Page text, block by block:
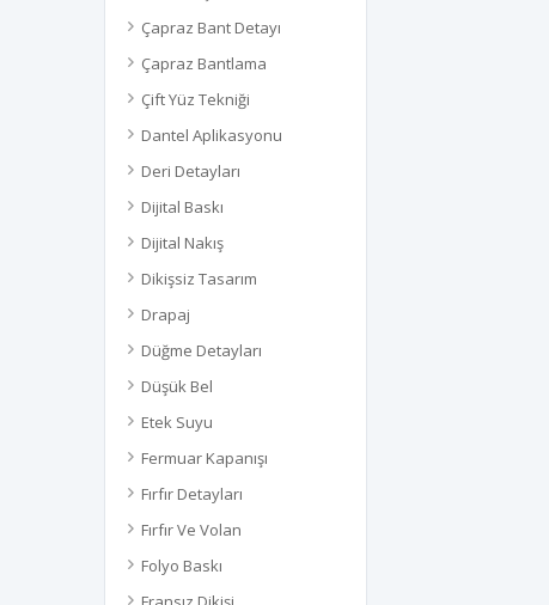
Çapraz Bant Detayı
Çapraz Bantlama
Çift Yüz Tekniği
Dantel Aplikasyonu
Deri Detayları
Dijital Baskı
Dijital Nakış
Dikişsiz Tasarım
Drapaj
Düğme Detayları
Düşük Bel
Etek Suyu
Fermuar Kapanışı
Fırfır Detayları
Fırfır Ve Volan
Folyo Baskı